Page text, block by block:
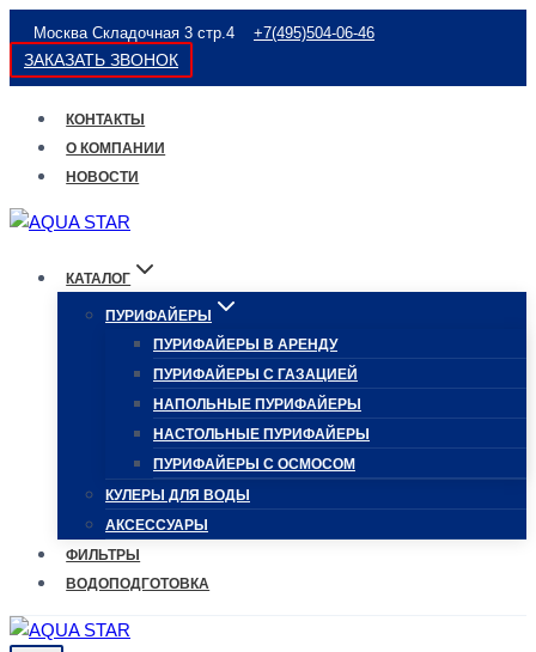
Перейти
к
содержимому
Москва Складочная 3 стр.4 +7(495)504-06-46
ЗАКАЗАТЬ ЗВОНОК
КОНТАКТЫ
О КОМПАНИИ
НОВОСТИ
КАТАЛОГ
ПУРИФАЙЕРЫ
ПУРИФАЙЕРЫ В АРЕНДУ
ПУРИФАЙЕРЫ С ГАЗАЦИЕЙ
НАПОЛЬНЫЕ ПУРИФАЙЕРЫ
НАСТОЛЬНЫЕ ПУРИФАЙЕРЫ
ПУРИФАЙЕРЫ С ОСМОСОМ
КУЛЕРЫ ДЛЯ ВОДЫ
АКСЕССУАРЫ
ФИЛЬТРЫ
ВОДОПОДГОТОВКА